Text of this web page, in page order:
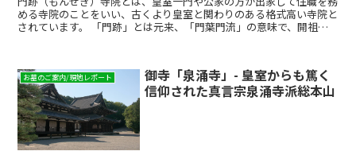
める寺院のことをいい、古くより皇室と関わりのある格式高い寺院と
されています。 「門跡」とは元来、「門葉門流」の意味で、開祖の
称するようになり、格式高い寺院を表す称号へと変化しました。 こ
の記事では、主な門跡寺院をご紹介するとともに、門跡寺院での納骨
や供養の情報を載せています。
お墓のご案内/現地レポート
御寺「泉涌寺」- 皇室からも篤く
信仰された真言宗泉涌寺派総本山